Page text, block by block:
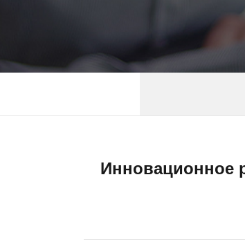
Инновационное